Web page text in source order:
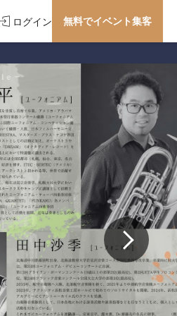
ログイン 無料でイベント集客